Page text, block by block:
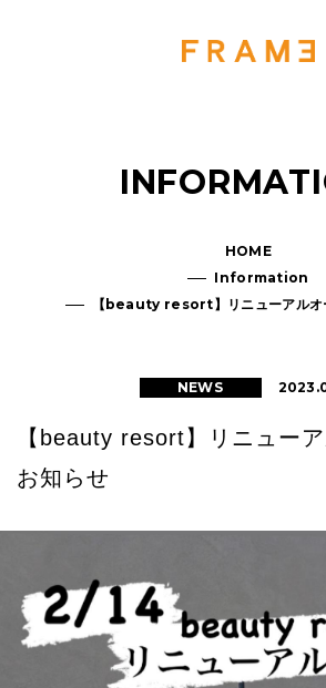
HOME
Information
【beauty resort】リニューアルオ
NEWS
【beauty resort】リニュー
お知らせ